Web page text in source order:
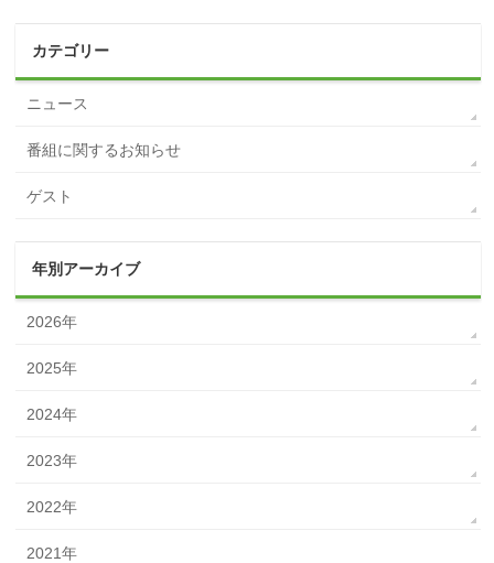
カテゴリー
ニュース
番組に関するお知らせ
ゲスト
年別アーカイブ
2026年
2025年
2024年
2023年
2022年
2021年